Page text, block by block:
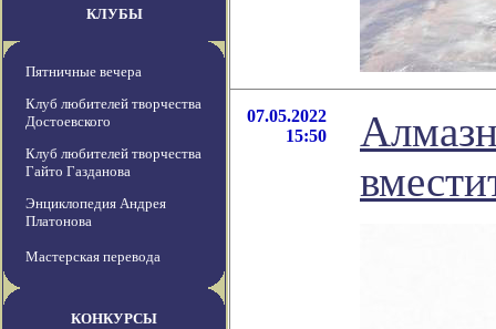
КЛУБЫ
Пятничные вечера
Клуб любителей творчества
Достоевского
Клуб любителей творчества
Гайто Газданова
Энциклопедия Андрея
Платонова
Мастерская перевода
КОНКУРСЫ
07.05.2022
15:50